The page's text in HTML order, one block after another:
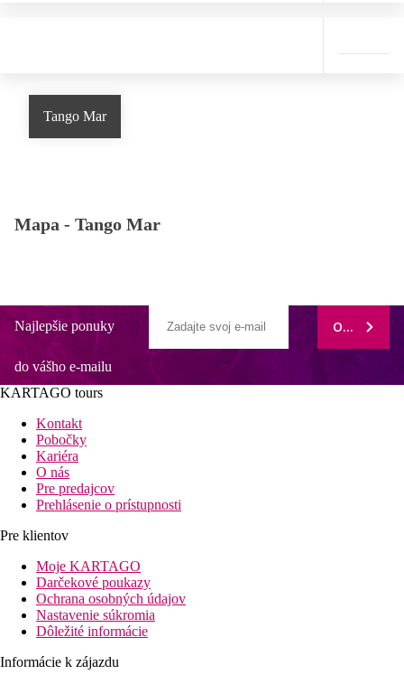
Tango Mar
Mapa - Tango Mar
Najlepšie ponuky
do vášho e-mailu
ODOBERAŤ
KARTAGO tours
Kontakt
Pobočky
Kariéra
O nás
Pre predajcov
Prehlásenie o prístupnosti
Pre klientov
Moje KARTAGO
Darčekové poukazy
Ochrana osobných údajov
Nastavenie súkromia
Dôležité informácie
Informácie k zájazdu